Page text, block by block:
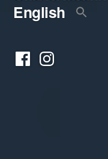
English
ФейсбукИнстаграм